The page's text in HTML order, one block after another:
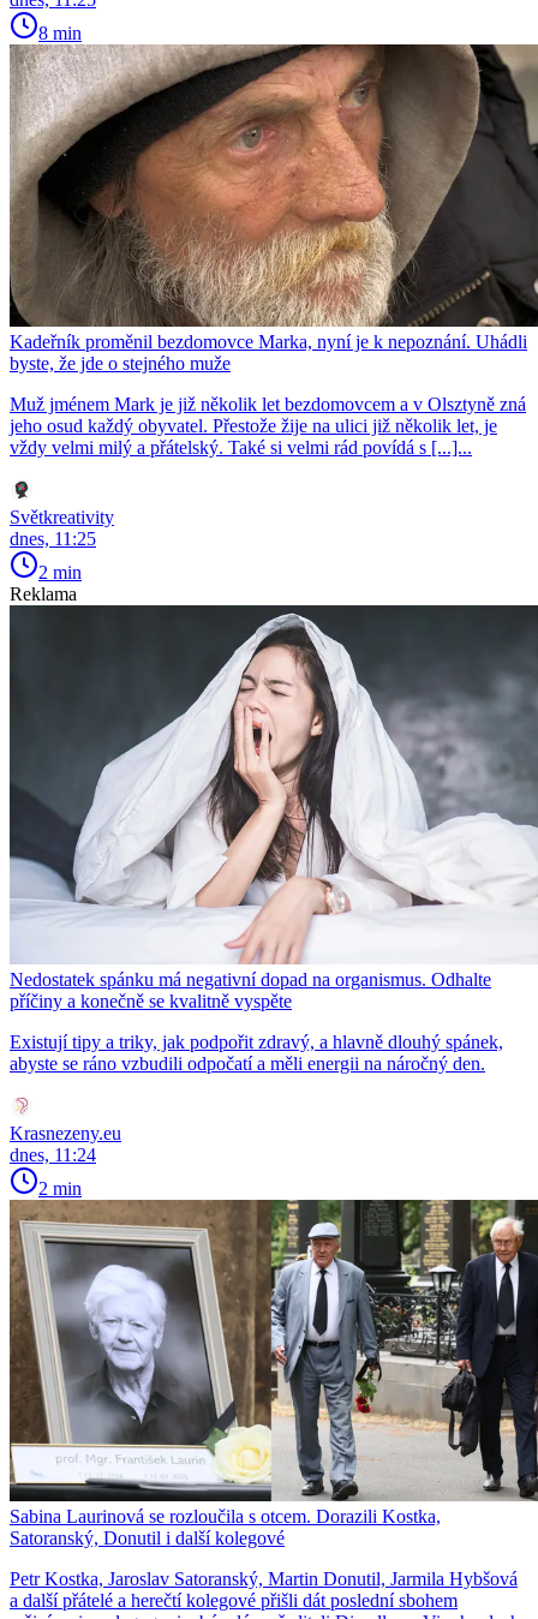
8 min
Kadeřník proměnil bezdomovce Marka, nyní je k nepoznání. Uhádli
byste, že jde o stejného muže
Muž jménem Mark je již několik let bezdomovcem a v Olsztyně zná
jeho osud každý obyvatel. Přestože žije na ulici již několik let, je
vždy velmi milý a přátelský. Také si velmi rád povídá s [...]...
Světkreativity
dnes, 11:25
2 min
Reklama
Nedostatek spánku má negativní dopad na organismus. Odhalte
příčiny a konečně se kvalitně vyspěte
Existují tipy a triky, jak podpořit zdravý, a hlavně dlouhý spánek,
abyste se ráno vzbudili odpočatí a měli energii na náročný den.
Krasnezeny.eu
dnes, 11:24
2 min
Sabina Laurinová se rozloučila s otcem. Dorazili Kostka,
Satoranský, Donutil i další kolegové
Petr Kostka, Jaroslav Satoranský, Martin Donutil, Jarmila Hybšová
a další přátelé a herečtí kolegové přišli dát poslední sbohem